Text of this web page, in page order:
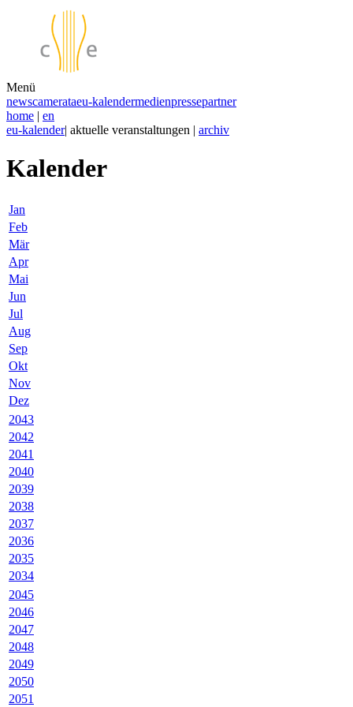
Menü
newscamerataeu-kalendermedienpressepartner
home | en
eu-kalender| aktuelle veranstaltungen | archiv
Kalender
Jan
Feb
Mär
Apr
Mai
Jun
Jul
Aug
Sep
Okt
Nov
Dez
2043
2042
2041
2040
2039
2038
2037
2036
2035
2034
2045
2046
2047
2048
2049
2050
2051